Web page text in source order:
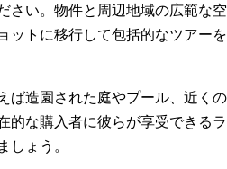
さい。物件と周辺地域の広範な空
ットに移行して包括的なツアーを
ば造園された庭やプール、近くの
的な購入者に彼らが享受できるラ
しょう。